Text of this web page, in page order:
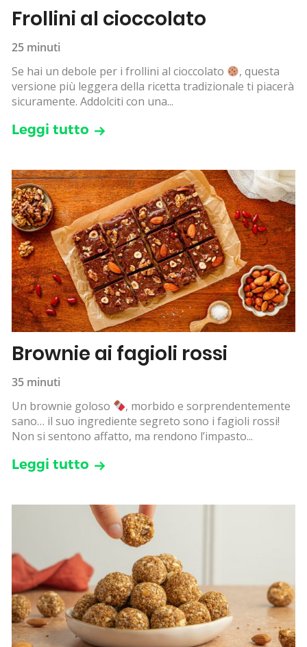
Frollini al cioccolato
25 minuti
Se hai un debole per i frollini al cioccolato
, questa
versione più leggera della ricetta tradizionale ti piacerà
sicuramente. Addolciti con una...
Leggi tutto
Brownie ai fagioli rossi
35 minuti
Un brownie goloso
, morbido e sorprendentemente
sano… il suo ingrediente segreto sono i fagioli rossi!
Non si sentono affatto, ma rendono l’impasto...
Leggi tutto